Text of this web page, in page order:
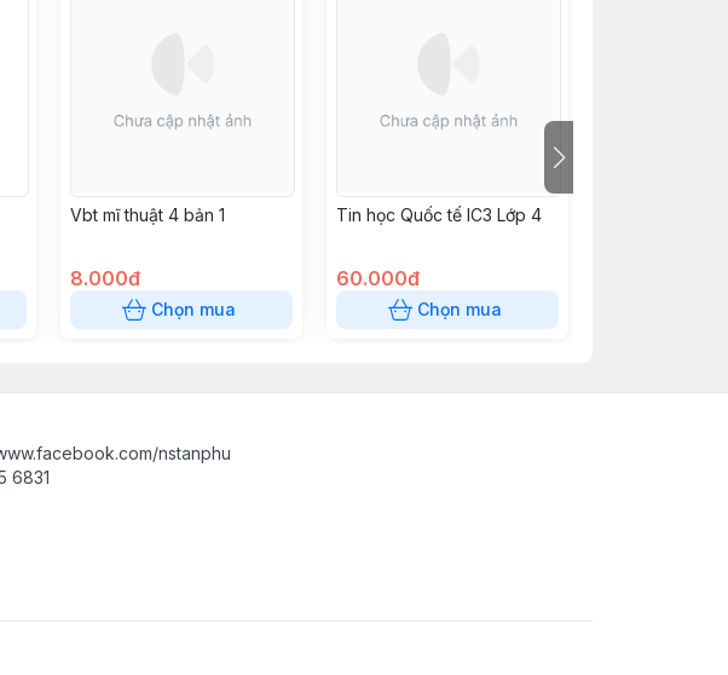
Vbt mĩ thuật 4 bản 1
8.000đ
Chọn mua
Tin học Quốc tế IC3 Lớp 4
60.000đ
Chọn mua
nstanphu
6831